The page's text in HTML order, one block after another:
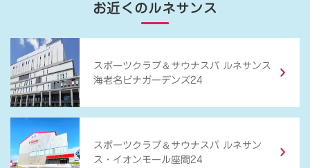
お近くのルネサンス
スポーツクラブ ＆ サウナスパ ルネサンス
海老名ビナガーデンズ24
スポーツクラブ ＆ サウナスパ ルネサン
ス・イオンモール座間24